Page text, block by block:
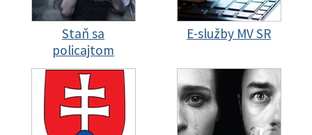
Staň sa
policajtom
E-služby MV SR